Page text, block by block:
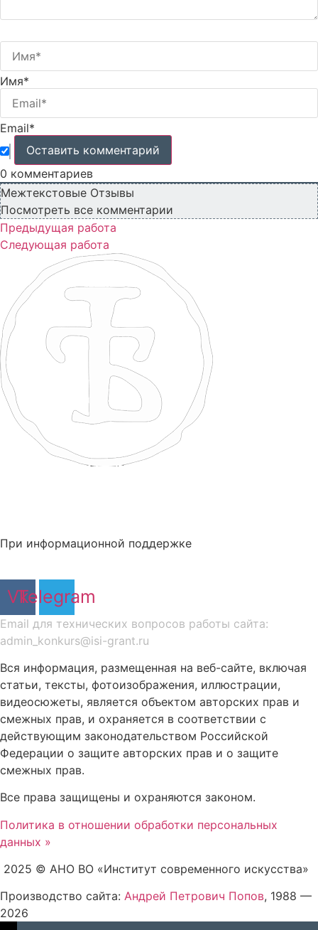
Имя*
Email*
0 комментариев
Межтекстовые Отзывы
Посмотреть все комментарии
Предыдущая работа
Следующая работа
При информационной поддержке
VkTelegram
Email для технических вопросов работы сайта:
admin_konkurs@isi-grant.ru
Вся информация, размещенная на веб-сайте, включая
статьи, тексты, фотоизображения, иллюстрации,
видеосюжеты, является объектом авторских прав и
смежных прав, и охраняется в соответствии с
действующим законодательством Российской
Федерации о защите авторских прав и о защите
смежных прав.
Все права защищены и охраняются законом.
Политика в отношении обработки персональных
данных »
2025 © АНО ВО «Институт современного искусства»
Производство сайта: Андрей Петрович Попов, 1988 —
2026